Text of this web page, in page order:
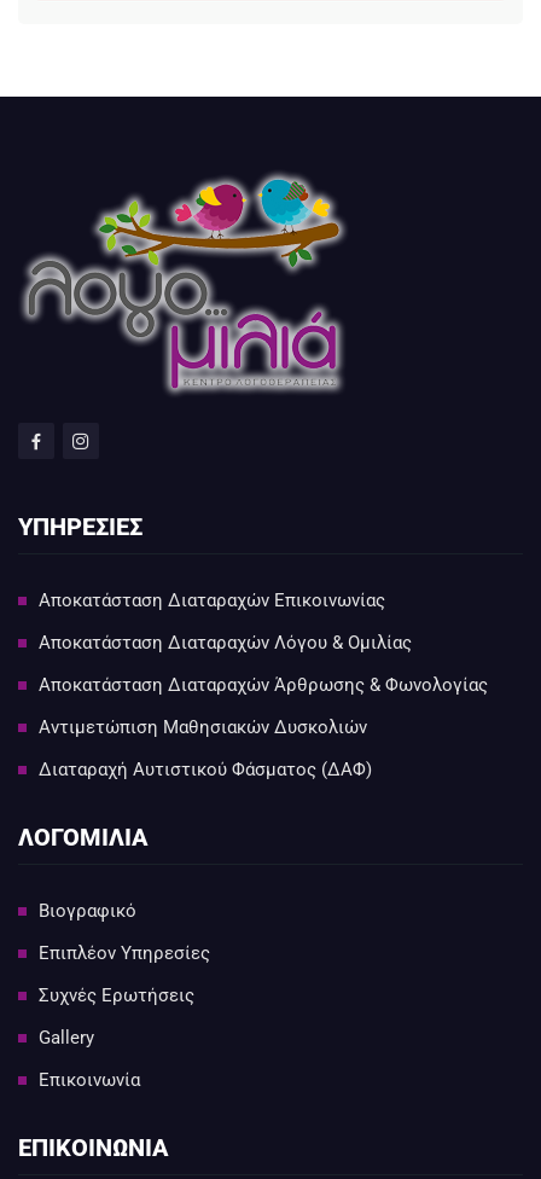
ΥΠΗΡΕΣΙΕΣ
Αποκατάσταση Διαταραχών Επικοινωνίας
Αποκατάσταση Διαταραχών Λόγου & Ομιλίας
Αποκατάσταση Διαταραχών Άρθρωσης & Φωνολογίας
Αντιμετώπιση Μαθησιακών Δυσκολιών
Διαταραχή Αυτιστικού Φάσματος (ΔΑΦ)
ΛΟΓΟΜΙΛΙΑ
Βιογραφικό
Επιπλέον Υπηρεσίες
Συχνές Ερωτήσεις
Gallery
Επικοινωνία
ΕΠΙΚΟΙΝΩΝΙΑ